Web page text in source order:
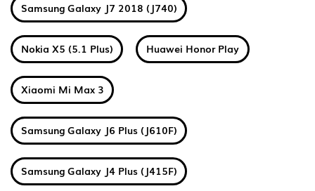
Samsung Galaxy J7 2018 (J740)
Nokia X5 (5.1 Plus) Huawei Honor Play
Xiaomi Mi Max 3
Samsung Galaxy J6 Plus (J610F)
Samsung Galaxy J4 Plus (J415F)